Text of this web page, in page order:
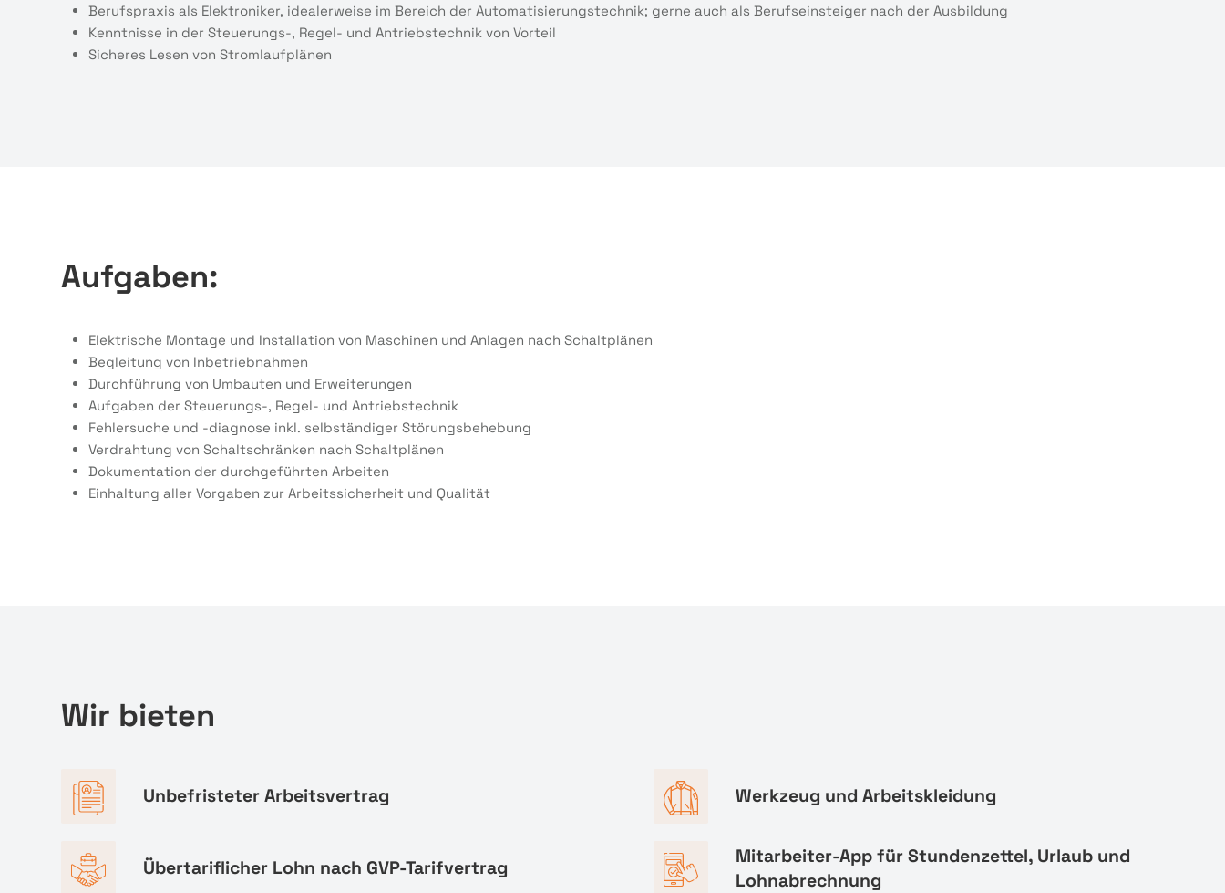
Berufspraxis als Elektroniker, idealerweise im Bereich der Automatisierungstechnik; gerne auch als Berufseinsteiger nach der Ausbildung
Kenntnisse in der Steuerungs-, Regel- und Antriebstechnik von Vorteil
Sicheres Lesen von Stromlaufplänen
Aufgaben:
Elektrische Montage und Installation von Maschinen und Anlagen nach Schaltplänen
Begleitung von Inbetriebnahmen
Durchführung von Umbauten und Erweiterungen
Aufgaben der Steuerungs-, Regel- und Antriebstechnik
Fehlersuche und -diagnose inkl. selbständiger Störungsbehebung
Verdrahtung von Schaltschränken nach Schaltplänen
Dokumentation der durchgeführten Arbeiten
Einhaltung aller Vorgaben zur Arbeitssicherheit und Qualität
Wir bieten
Unbefristeter Arbeitsvertrag
Übertariflicher Lohn nach GVP-Tarifvertrag
Werkzeug und Arbeitskleidung
Mitarbeiter-App für Stundenzettel, Urlaub und
Lohnabrechnung